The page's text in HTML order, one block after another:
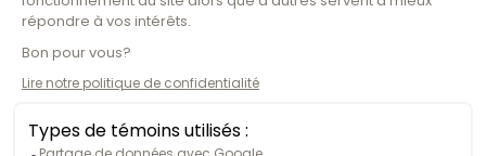
Magazine culturel
Plan de la salle
Comment s'y rendre